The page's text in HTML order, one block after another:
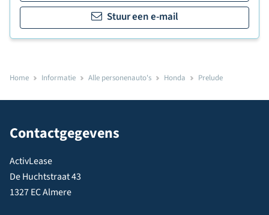
Stuur een e-mail
Home Informatie Alle personenauto's Honda Prelude
Contactgegevens
ActivLease
De Huchtstraat 43
1327 EC Almere